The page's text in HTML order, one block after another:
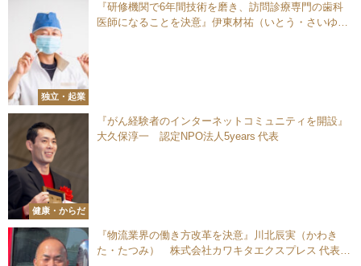
独立・起業
『研修機関で6年間技術を磨き、訪問診療専門の歯科
医師になることを決意』伊東材祐（いとう・さいゆ
健康・からだ
『がん経験者のインターネットコミュニティを開設』
大久保淳一 認定NPO法人5years 代表
『物流業界の働き方改革を決意』川北辰実（かわき
た・たつみ） 株式会社カワキタエクスプレス 代表取